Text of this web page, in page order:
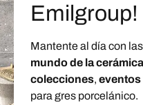
Emilgroup!
Mantente al día con las
mundo de la
colecciones, eventos
para gres porcelánico.